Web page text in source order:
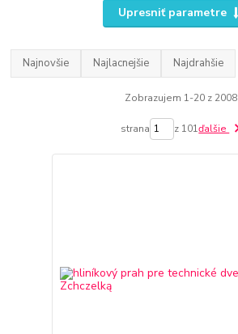
Upresniť parametre
Najnovšie Najlacnejšie Najdrahšie
Zobrazujem 1-20 z 2008
strana z 101ďalšie